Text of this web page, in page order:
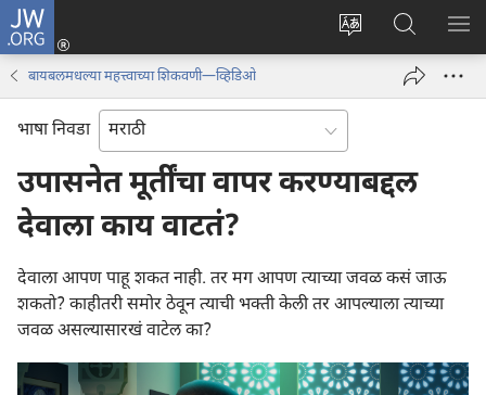
JW.ORG
साइटची
लॉग
इन
window)
JW.ORG
वर
शोधा
मेनू
बायबलमधल्या महत्त्वाच्या शिकवणी—व्हिडिओ
भाषा निवडा
उपासनेत मूर्तींचा वापर करण्याबद्दल
देवाला काय वाटतं?
देवाला आपण पाहू शकत नाही. तर मग आपण त्याच्या जवळ कसं जाऊ
शकतो? काहीतरी समोर ठेवून त्याची भक्‍ती केली तर आपल्याला त्याच्या
जवळ असल्यासारखं वाटेल का?